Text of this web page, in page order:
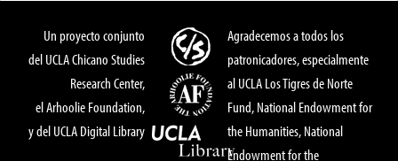
Un proyecto conjunto
del UCLA Chicano Studies
Research Center,
el Arhoolie Foundation,
y del UCLA Digital Library
Agradecemos a todos los
patronicadores, especialmente
al UCLA Los Tigres de Norte
Fund, National Endowment for
the Humanities, National
Endowment for the